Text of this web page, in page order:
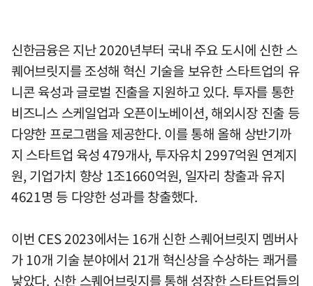
신한금융은 지난 2020년부터 국내 주요 도시에 신한 스
퀘어브릿지를 조성해 혁신 기술을 보유한 스타트업의 유
니콘 육성과 글로벌 진출을 지원하고 있다. 투자를 통한
비즈니스 스케일업과 오픈이노베이션, 해외시장 진출 등
다양한 프로그램을 제공한다. 이를 통해 올해 상반기까
지 스타트업 육성 479개사, 투자유치 2997억원 연계지
원, 기업가치 향상 1조1660억원, 일자리 창출과 유지
4621명 등 다양한 성과를 창출했다.
이번 CES 2023에서는 16개 신한 스퀘어브릿지 멤버사
가 10개 기술 분야에서 21개 혁신상을 수상하는 쾌거를
낳았다. 신한 스퀘어브릿지를 통해 성장한 스타트업들의